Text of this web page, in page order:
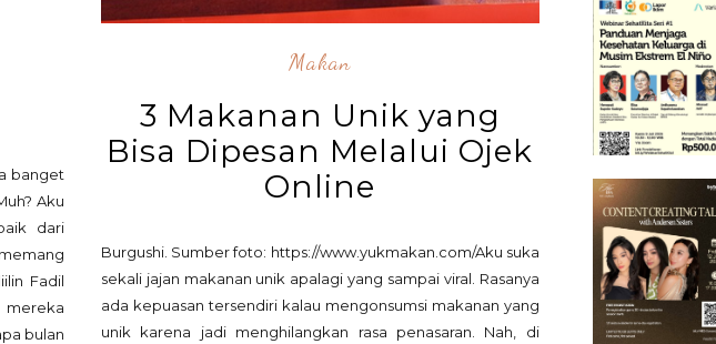
banget
Aku
dari
Fadil
bulan
Makan
3 Makanan Unik yang
Bisa Dipesan Melalui Ojek
Online
Burgushi. Sumber foto: https://www.yukmakan.com/Aku suka
sekali jajan makanan unik apalagi yang sampai viral. Rasanya
ada kepuasan tersendiri kalau mengonsumsi makanan yang
unik karena jadi menghilangkan rasa penasaran. Nah, di